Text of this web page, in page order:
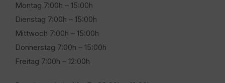
Montag 7:00h – 15:00h
Dienstag 7:00h – 15:00h
Mittwoch 7:00h – 15:00h
Donnerstag 7:00h – 15:00h
Freitag 7:00h – 12:00h